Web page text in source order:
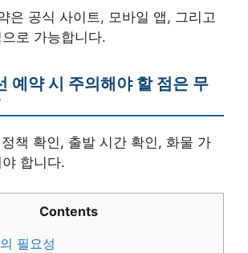
은 공식 사이트, 모바일 앱, 그리고
로 가능합니다.
예약 시 주의해야 할 점은 무
책 확인, 출발 시간 확인, 화물 가
합니다.
Contents
필요성